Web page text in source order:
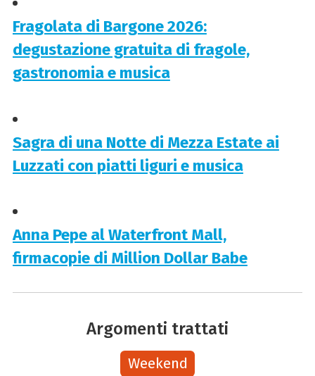
Fragolata di Bargone 2026:
degustazione gratuita di fragole,
gastronomia e musica
Sagra di una Notte di Mezza Estate ai
Luzzati con piatti liguri e musica
Anna Pepe al Waterfront Mall,
firmacopie di Million Dollar Babe
Argomenti trattati
Weekend